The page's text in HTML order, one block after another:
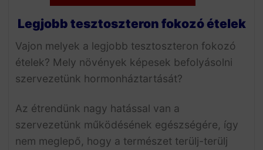
Legjobb tesztoszteron fokozó ételek
Vajon melyek a legjobb tesztoszteron fokozó
ételek? Mely növények képesek befolyásolni
szervezetünk hormonháztartását?
Az étrendünk nagy hatással van a
szervezetünk működésének egészségére, így
nem meglepő, hogy a természet terülj-terülj